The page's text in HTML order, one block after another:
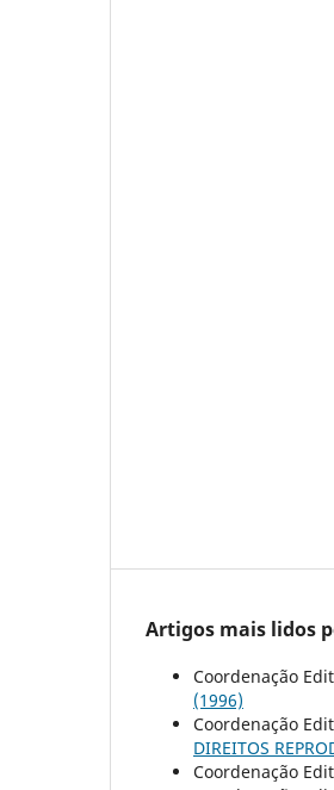
Artigos mais lidos
Coordenação
(1996)
Coordenação
DIREITOS
Coordenação